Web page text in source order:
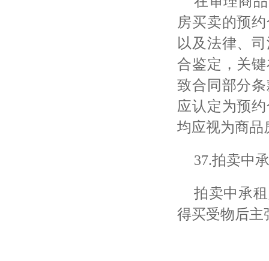
房买卖的预
以及法律、
合鉴定，关
致合同部分
应认定为预
均应视为商品
37.拍卖中
拍卖中承
得买受物后主